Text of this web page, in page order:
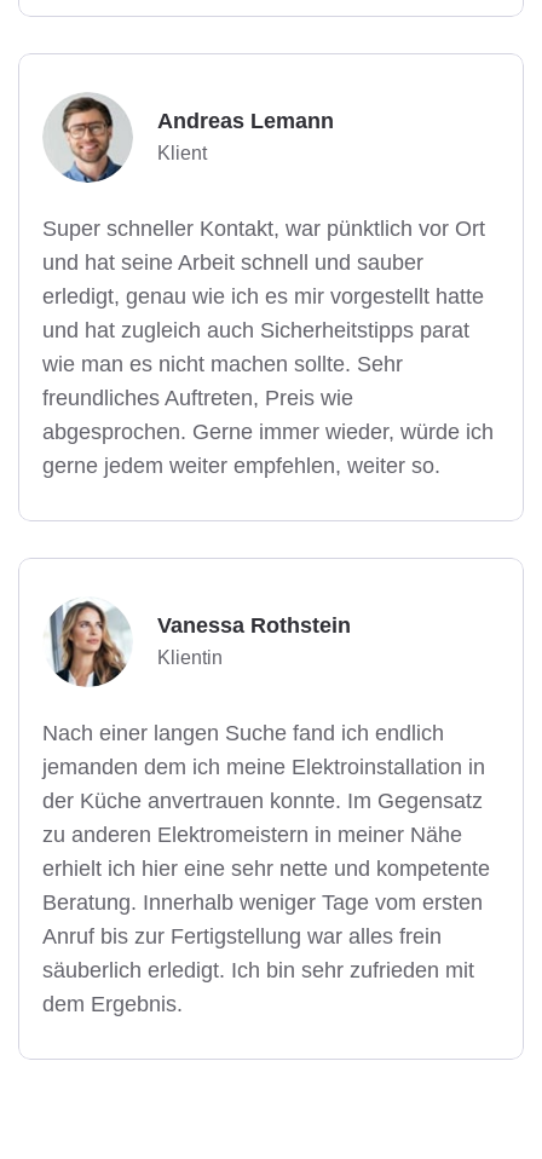
Andreas Lemann
Klient
Super schneller Kontakt, war pünktlich vor Ort
und hat seine Arbeit schnell und sauber
erledigt, genau wie ich es mir vorgestellt hatte
und hat zugleich auch Sicherheitstipps parat
wie man es nicht machen sollte. Sehr
freundliches Auftreten, Preis wie
abgesprochen. Gerne immer wieder, würde ich
gerne jedem weiter empfehlen, weiter so.
Vanessa Rothstein
Klientin
Nach einer langen Suche fand ich endlich
jemanden dem ich meine Elektroinstallation in
der Küche anvertrauen konnte. Im Gegensatz
zu anderen Elektromeistern in meiner Nähe
erhielt ich hier eine sehr nette und kompetente
Beratung. Innerhalb weniger Tage vom ersten
Anruf bis zur Fertigstellung war alles frein
säuberlich erledigt. Ich bin sehr zufrieden mit
dem Ergebnis.